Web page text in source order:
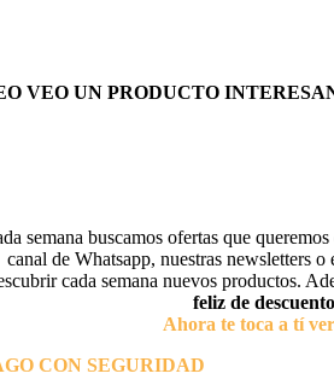
VEO UN PRODUCTO
semana buscamos ofertas que
canal de Whatsapp, nuestras newsletters o
cada semana nuevos productos.
feliz de
Ahora te toca a tí
CON SEGURIDAD